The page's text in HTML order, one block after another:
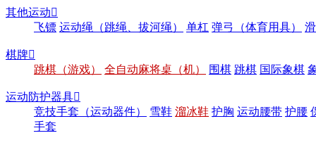
其他运动
飞镖 运动绳（跳绳、拔河绳） 单杠 弹弓（体育用具）
棋牌
跳棋（游戏）
全自动麻将桌（机） 围棋 跳棋 国际象棋
运动防护器具
竞技手套（运动器件）
雪鞋 溜冰鞋 护胸 运动腰带 护腰
手套